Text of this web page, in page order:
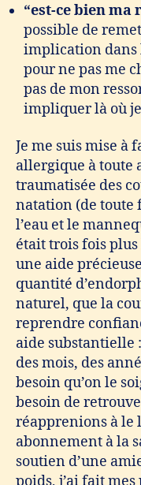
“est-ce bien ma
possible de
implication dans
pour ne pas me
pas de mon
impliquer là où
Je me suis mise à
allergique à toute
traumatisée des
natation (de toute
l’eau et le
était trois fois
une aide
quantité
naturel, que la
reprendre
aide substantielle
des mois, des
besoin qu’on le
besoin de
réapprenions à le
abonnement à la
soutien d’une